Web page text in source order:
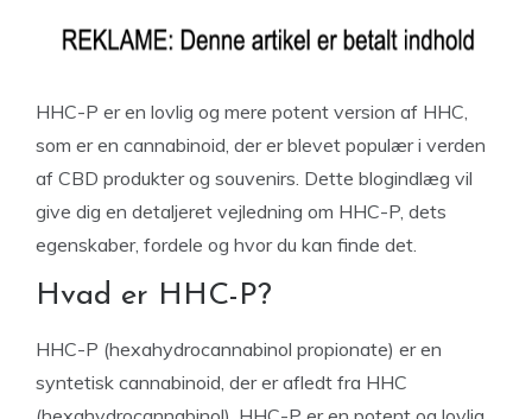
HHC-P er en lovlig og mere potent version af HHC,
som er en cannabinoid, der er blevet populær i verden
af CBD produkter og souvenirs. Dette blogindlæg vil
give dig en detaljeret vejledning om HHC-P, dets
egenskaber, fordele og hvor du kan finde det.
Hvad er HHC-P?
HHC-P (hexahydrocannabinol propionate) er en
syntetisk cannabinoid, der er afledt fra HHC